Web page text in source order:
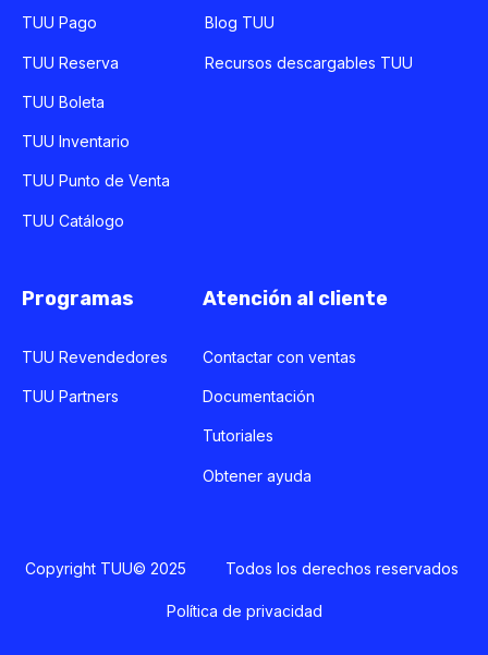
TUU Pago
TUU Reserva
TUU Boleta
TUU Inventario
TUU Punto de Venta
TUU Catálogo
Blog TUU
Recursos descargables TUU
Programas
TUU Revendedores
TUU Partners
Atención al cliente
Contactar con ventas
Documentación
Tutoriales
Obtener ayuda
Copyright TUU© 2025 Todos los derechos reservados
Política de privacidad